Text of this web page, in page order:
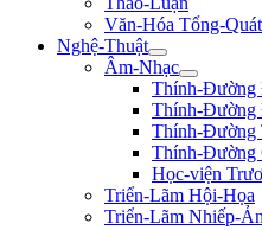
Văn-Hóa Tổng-Quát
Nghệ-Thuật
Âm-Nhạc
Thính-
Thính-Đường
Thính-Đường
Thính-Đường
Học-viện
Triển-Lãm Hội-Họa
Triển-Lãm Nhiếp-